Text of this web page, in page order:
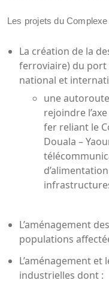
Les projets du
La création de la
ferroviaire) du port
national et
une
rejoindre
fer reliant le
Douala –
L’aménagement
populations
L’aménagement
industrielles dont :